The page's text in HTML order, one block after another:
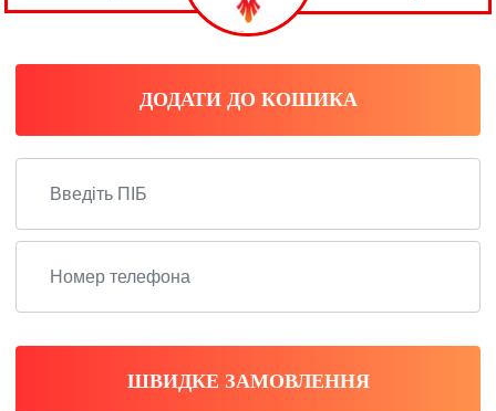
ДОДАТИ ДО КОШИКА
ШВИДКЕ ЗАМОВЛЕННЯ